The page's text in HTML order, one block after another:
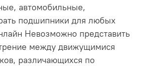
автомобильные,
подшипники для любых
Невозможно представить
между движущимися
различающихся по